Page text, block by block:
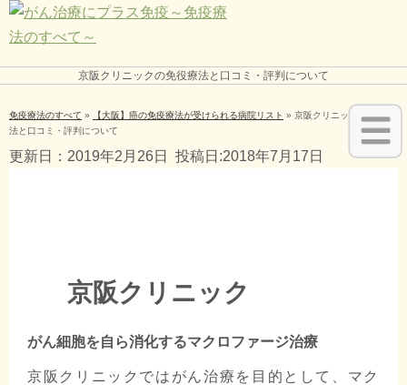
京阪クリニックの免役療法と口コミ・評判について
免疫療法のすべて » 【大阪】癌の免疫療法が受けられる病院リスト » 京阪クリニックの免役療
法と口コミ・評判について
更新日：2019年2月26日 投稿日:2018年7月17日
京阪クリニック
がん細胞を自ら消化するマクロファージ治療
京阪クリニックではがん治療を目的として、マク